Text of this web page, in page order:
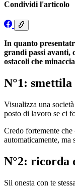
Condividi l'articolo
In quanto
grandi passi avanti,
ostacoli che
N°1:
Visualizza una
posto di lavoro se ci
Credo fortemente
automaticamente, ma
N°2: ricorda
Sii onesta con te